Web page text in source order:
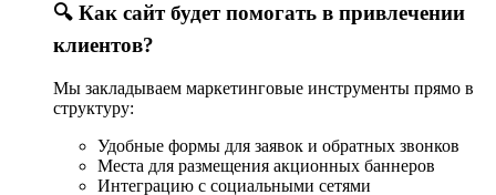
🔍 Как сайт будет помогать в привлечении
клиентов?
Мы закладываем маркетинговые инструменты прямо в
структуру:
Удобные формы для заявок и обратных звонков
Места для размещения акционных баннеров
Интеграцию с социальными сетями